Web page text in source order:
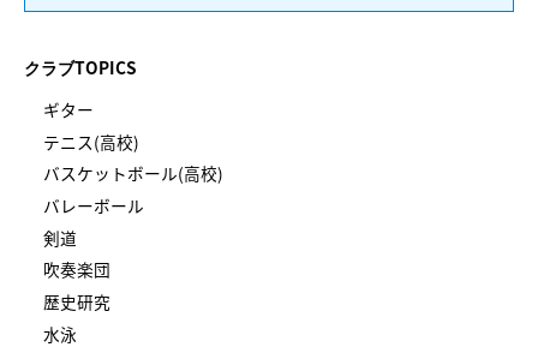
クラブTOPICS
ギター
テニス(高校)
バスケットボール(高校)
バレーボール
剣道
吹奏楽団
歴史研究
水泳